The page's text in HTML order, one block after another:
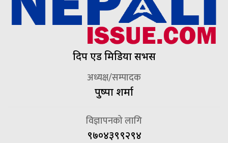
दिप एड मिडिया सर्भिस
अध्यक्ष/सम्पादक
पुष्पा शर्मा
विज्ञापनको लागि
९७०४३९९२९४